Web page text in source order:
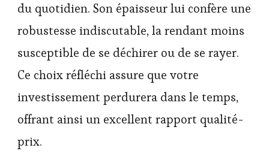
du quotidien. Son épaisseur lui confère une
robustesse indiscutable, la rendant moins
susceptible de se déchirer ou de se rayer.
Ce choix réfléchi assure que votre
investissement perdurera dans le temps,
offrant ainsi un excellent rapport qualité-
prix.